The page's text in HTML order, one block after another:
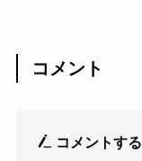
コメント
コメントする